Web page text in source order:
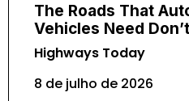
The Roads That
Vehicles Need
Highways Today
8 de julho de 2026